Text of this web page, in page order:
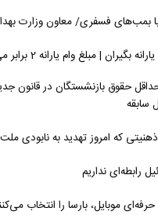
با بمب‌های فسفری/ معاون وزارت
| مبلغ وام یارانه 2 برابر می شود؟
حقوق بازنشستگان در قانون
ذهنیتی که امروز تهدید به نابودی
رابطه‌ای نداریم
حرفه‌ای موبایل، بارسا را انتخاب